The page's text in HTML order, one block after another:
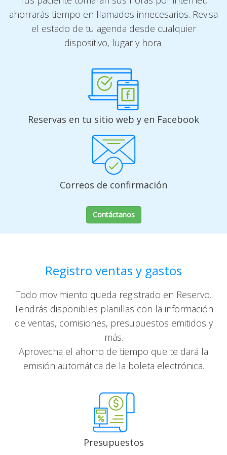
ahorrarás tiempo en llamados innecesarios. Revisa
el estado de tu agenda desde cualquier
dispositivo, lugar y hora.
Reservas en tu sitio web y en Facebook
Correos de confirmación
Contáctanos
Registro ventas y gastos
Todo movimiento queda registrado en Reservo.
Tendrás disponibles planillas con la información
de ventas, comisiones, presupuestos emitidos y
más.
Aprovecha el ahorro de tiempo que te dará la
emisión automática de la boleta electrónica.
Presupuestos